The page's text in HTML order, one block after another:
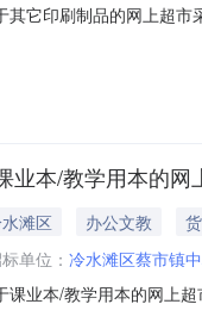
其它印刷制品的网上超
项目所在行政区划编码
业本/教学用本的
滩区 办公文教
单位： 冷水滩区蔡市镇
课业本/教学用本的网上